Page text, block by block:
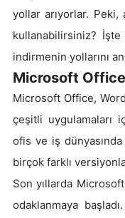
yollar arıyorlar. Peki,
kullanabilirsiniz?
indirmenin yollarını
Microsoft
Microsoft Office,
çeşitli uygulamaları
ofis ve iş dünyasında
birçok farklı
Son yıllarda
odaklanmaya